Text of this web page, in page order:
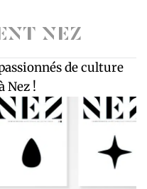
NEZ
de culture
Nez !